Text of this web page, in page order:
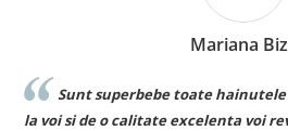
Mariana
Sunt superbebe toate
la voi si de o calitate excelenta voi